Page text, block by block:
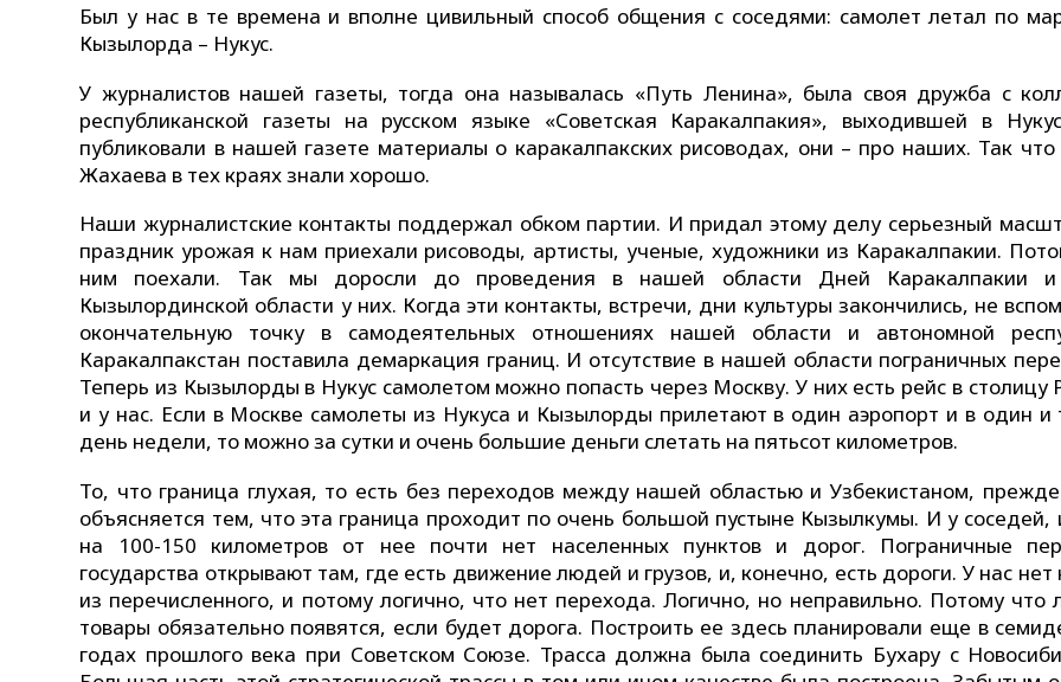
Был у нас в те времена и вполне цивильный способ общения с соседями: самолет летал по
Кызылорда – Нукус.
У журналистов нашей газеты, тогда она называлась «Путь Ленина», была своя дружба с
республиканской газеты на русском языке «Советская Каракалпакия», выходившей в
публиковали в нашей газете материалы о каракалпакских рисоводах, они – про наших. Так
Жахаева в тех краях знали хорошо.
Наши журналистские контакты поддержал обком партии. И придал этому делу серьезный
праздник урожая к нам приехали рисоводы, артисты, ученые, художники из Каракалпакии.
ним поехали. Так мы доросли до проведения в нашей области Дней Каракалпакии
Кызылординской области у них. Когда эти контакты, встречи, дни культуры закончились, не
окончательную точку в самодеятельных отношениях нашей области и автономной
Каракалпакстан поставила демаркация границ. И отсутствие в нашей области пограничных
Теперь из Кызылорды в Нукус самолетом можно попасть через Москву. У них есть рейс в столицу
и у нас. Если в Москве самолеты из Нукуса и Кызылорды прилетают в один аэропорт и в один и
день недели, то можно за сутки и очень большие деньги слетать на пятьсот километров.
То, что граница глухая, то есть без переходов между нашей областью и Узбекистаном, прежде
объясняется тем, что эта граница проходит по очень большой пустыне Кызылкумы. И у соседей,
на 100-150 километров от нее почти нет населенных пунктов и дорог. Пограничные
государства открывают там, где есть движение людей и грузов, и, конечно, есть дороги. У нас нет
из перечисленного, и потому логично, что нет перехода. Логично, но неправильно. Потому что
товары обязательно появятся, если будет дорога. Построить ее здесь планировали еще в
годах прошлого века при Советском Союзе. Трасса должна была соединить Бухару с